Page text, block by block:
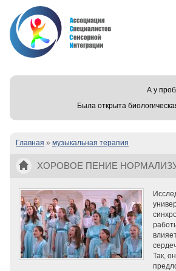
А у
Была открыта
Вы здесь
Главная » музыкальная терапия
ХОРОВОЕ ПЕНИЕ
Так,